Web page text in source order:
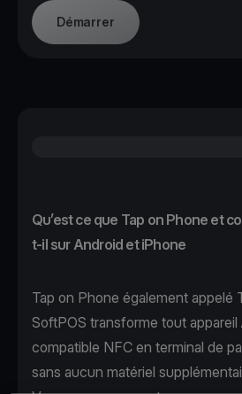
Démarrer
Qu’est ce que Tap on Phone et
t-il sur Android et iPhone
Tap on Phone également appelé
SoftPOS transforme tout
compatible NFC en terminal de
sans aucun matériel